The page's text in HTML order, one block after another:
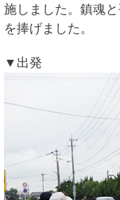
施しました。鎮魂
を捧げました。
▼出発